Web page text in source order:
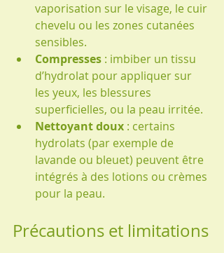
vaporisation sur le visage, le cuir
chevelu ou les zones cutanées
sensibles.
Compresses : imbiber un tissu
d’hydrolat pour appliquer sur
les yeux, les blessures
superficielles, ou la peau irritée.
Nettoyant doux : certains
hydrolats (par exemple de
lavande ou bleuet) peuvent être
intégrés à des lotions ou crèmes
pour la peau.
Précautions et limitations